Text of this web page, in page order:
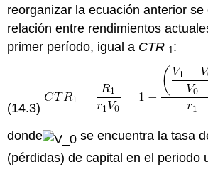
reorganizar la ecuación anterior se
relación entre rendimientos
primer período, igual a CTR 1:
(14.3)
donde
se encuentra la tasa
(pérdidas) de capital en el periodo